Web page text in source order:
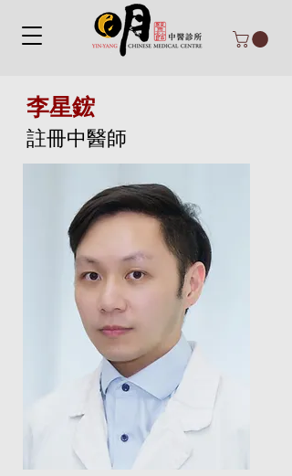
李星鋐
註冊中醫師